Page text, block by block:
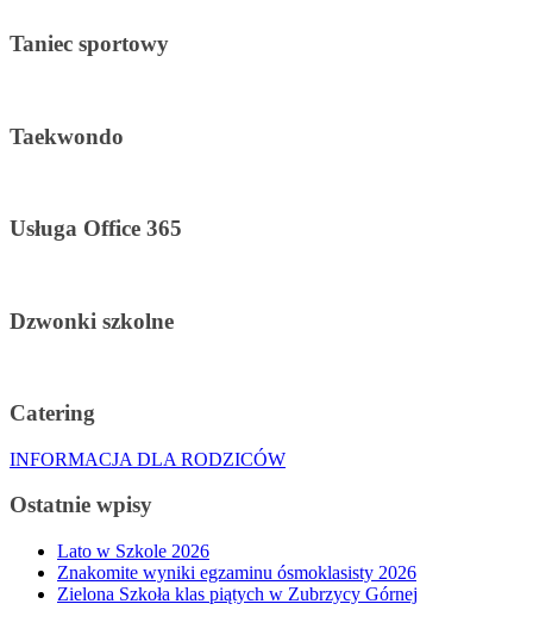
Taniec sportowy
Taekwondo
Usługa Office 365
Dzwonki szkolne
Catering
INFORMACJA DLA RODZICÓW
Ostatnie wpisy
Lato w Szkole 2026
Znakomite wyniki egzaminu ósmoklasisty 2026
Zielona Szkoła klas piątych w Zubrzycy Górnej